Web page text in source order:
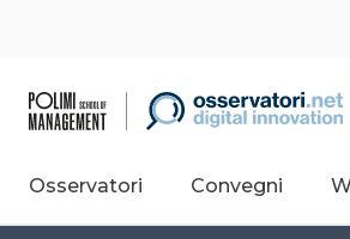
Osservatori Convegni